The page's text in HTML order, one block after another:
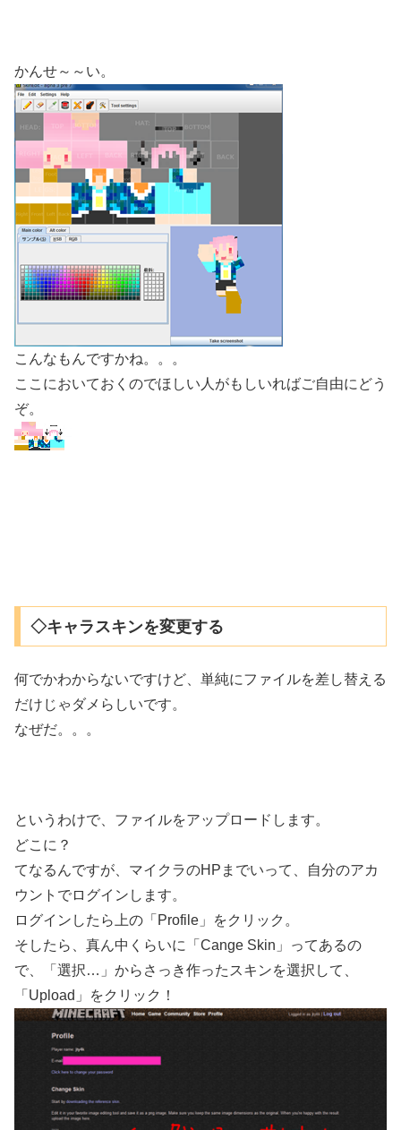
かんせ～～い。
こんなもんですかね。。。
ここにおいておくのでほしい人がもしいればご自由にどう
ぞ。
◇キャラスキンを変更する
何でかわからないですけど、単純にファイルを差し替える
だけじゃダメらしいです。
なぜだ。。。
というわけで、ファイルをアップロードします。
どこに？
てなるんですが、マイクラのHPまでいって、自分のアカ
ウントでログインします。
ログインしたら上の「Profile」をクリック。
そしたら、真ん中くらいに「Cange Skin」ってあるの
で、「選択…」からさっき作ったスキンを選択して、
「Upload」をクリック！